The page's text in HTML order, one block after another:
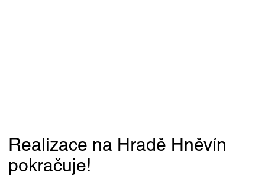
Realizace na Hradě Hněvín
pokračuje!